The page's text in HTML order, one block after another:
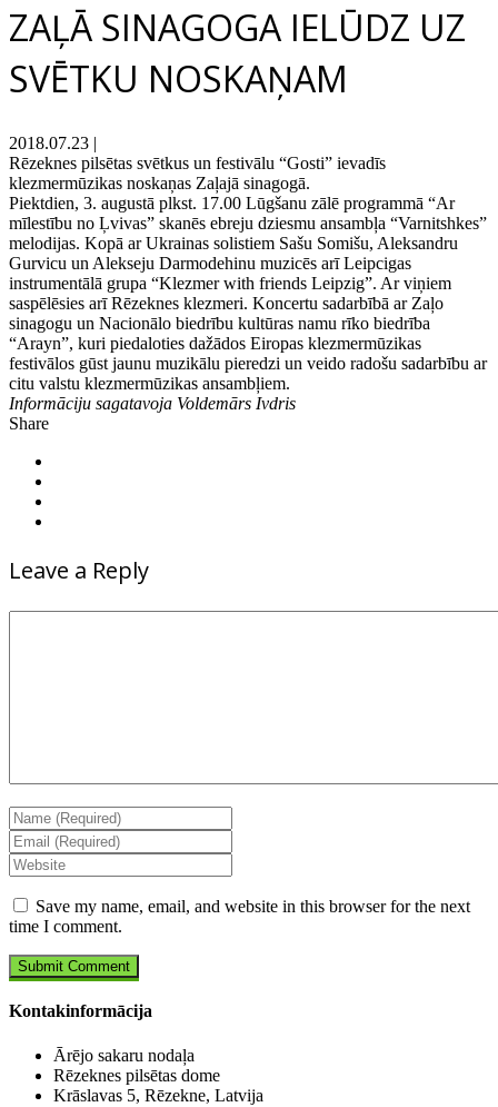
ZAĻĀ SINAGOGA IELŪDZ UZ
SVĒTKU NOSKAŅAM
2018.07.23 |
Rēzeknes pilsētas svētkus un festivālu “Gosti” ievadīs
klezmermūzikas noskaņas Zaļajā sinagogā.
Piektdien, 3. augustā plkst. 17.00 Lūgšanu zālē programmā “Ar
mīlestību no Ļvivas” skanēs ebreju dziesmu ansambļa “Varnitshkes”
melodijas. Kopā ar Ukrainas solistiem Sašu Somišu, Aleksandru
Gurvicu un Alekseju Darmodehinu muzicēs arī Leipcigas
instrumentālā grupa “Klezmer with friends Leipzig”. Ar viņiem
saspēlēsies arī Rēzeknes klezmeri. Koncertu sadarbībā ar Zaļo
sinagogu un Nacionālo biedrību kultūras namu rīko biedrība
“Arayn”, kuri piedaloties dažādos Eiropas klezmermūzikas
festivālos gūst jaunu muzikālu pieredzi un veido radošu sadarbību ar
citu valstu klezmermūzikas ansambļiem.
Informāciju sagatavoja Voldemārs Ivdris
Share
Leave a Reply
Save my name, email, and website in this browser for the next
time I comment.
Kontakinformācija
Ārējo sakaru nodaļa
Rēzeknes pilsētas dome
Krāslavas 5, Rēzekne, Latvija